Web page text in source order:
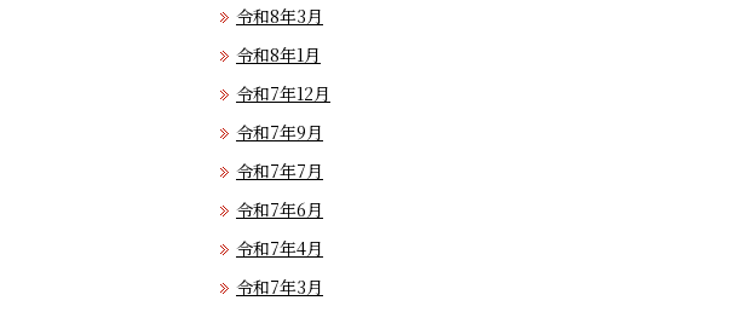
令和8年3月
令和8年1月
令和7年12月
令和7年9月
令和7年7月
令和7年6月
令和7年4月
令和7年3月